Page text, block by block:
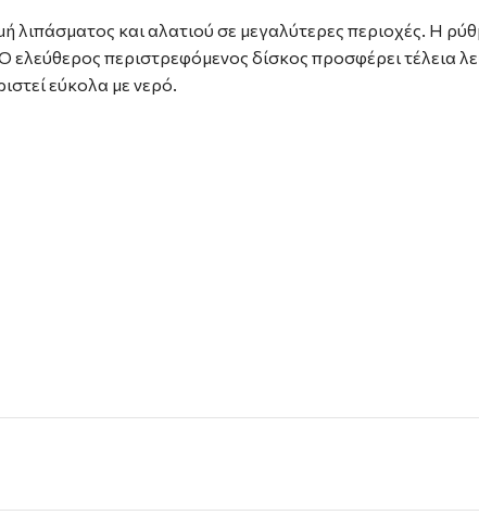
και αλατιού σε μεγαλύτερες περιοχές. Η
περιστρεφόμενος δίσκος προσφέρει τέλεια
εύκολα με νερό.